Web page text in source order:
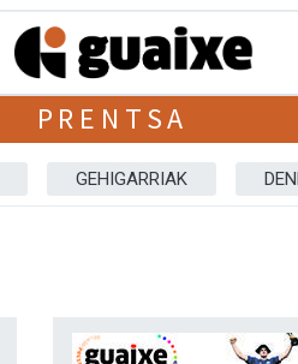
PRENTSA
GEHIGARRIAK